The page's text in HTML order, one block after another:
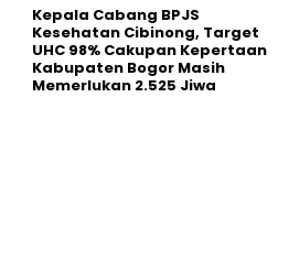
Kepala Cabang BPJS
Kesehatan Cibinong, Target
UHC 98% Cakupan Kepertaan
Kabupaten Bogor Masih
Memerlukan 2.525 Jiwa